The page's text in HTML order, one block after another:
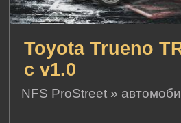
Toyota Trueno
c v1.0
NFS ProStreet »